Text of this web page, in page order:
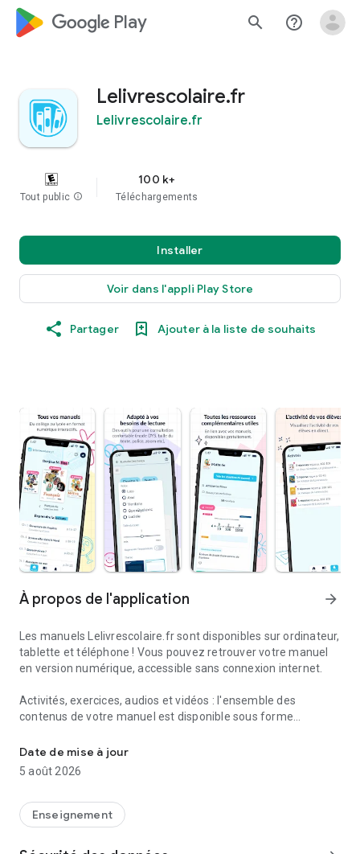
google_logo Play search help_outline
Lelivrescolaire.fr
Lelivrescolaire.fr
Tout public info
100 k+
Téléchargements
Installer
Voir dans l'appli Play Store
Partager Ajouter à la liste de souhaits
À propos de l'application arrow_forward
Les manuels Lelivrescolaire.fr sont disponibles sur ordinateur,
tablette et téléphone ! Vous pouvez retrouver votre manuel
en version numérique, accessible sans connexion internet.
Activités, exercices, audios et vidéos : l'ensemble des
contenus de votre manuel est disponible sous forme
travailler l'expression et la compréhension orale avec vos
élèves !
agrandir les images, télécharger nos contenus et les
emporter partout avec vous. Personnalisez les pages du
Date de mise à jour
5 août 2026
Enseignement